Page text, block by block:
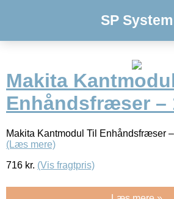
SP System
Makita
Enhåndsfræser –
Makita Kantmodul Til Enhåndsfræser
(Læs mere)
716 kr. (Vis fragtpris)